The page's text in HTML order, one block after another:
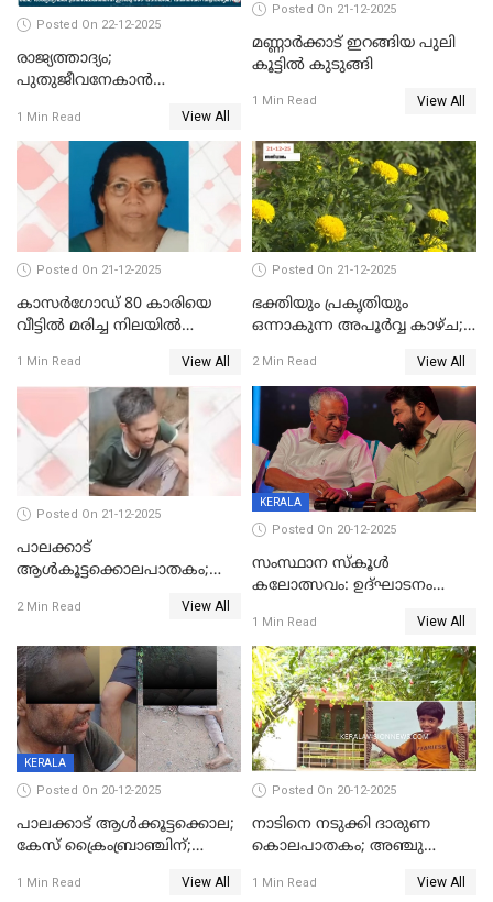
Posted On 22-12-2025
രാജ്യത്താദ്യം;
പുതുജീവനേകാൻ
എറണാകുളം സർക്കാർ
ജനറൽ
ആശുപത്രിയിലെത്തിച്ചു
1 Min Read View All
Posted On 21-12-2025
മണ്ണാർക്കാട് ഇറങ്ങിയ പുലി
കൂട്ടിൽ കുടുങ്ങി
1 Min Read View All
Posted On 21-12-2025
കാസർഗോഡ് 80 കാരിയെ
വീട്ടിൽ മരിച്ച നിലയിൽ
1 Min Read View All
Posted On 21-12-2025
ഭക്തിയും പ്രകൃതിയും
ഒന്നാകുന്ന അപൂര്‍വ്വ കാഴ്ച;
കാഴ്ചാനുഭവമൊരുക്കി
ശബരീ നന്ദനം
2 Min Read View All
Posted On 21-12-2025
പാലക്കാട്‌
ആൾകൂട്ടക്കൊലപാതകം;
ഊർജ്ജിതമാക്കിമാക്കി
2 Min Read View All
KERALA
Posted On 20-12-2025
സംസ്ഥാന സ്കൂൾ
കലോത്സവം: ഉദ്ഘാടനം
മുഖ്യാതിഥിയായി
മോഹൻലാൽ
1 Min Read View All
KERALA
Posted On 20-12-2025
പാലക്കാട് ആൾക്കൂട്ടക്കൊല;
കേസ് ക്രൈംബ്രാഞ്ചിന്;
അന്വേഷിക്കും
1 Min Read View All
Posted On 20-12-2025
നാടിനെ നടുക്കി ദാരുണ
കൊലപാതകം; അഞ്ചു
കഴുത്തുഞെരിച്ച് കൊന്നു
1 Min Read View All